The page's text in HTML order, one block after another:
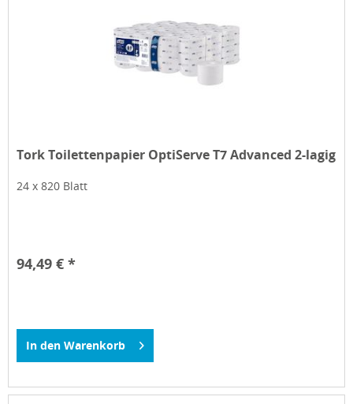
Tork Toilettenpapier OptiServe T7 Advanced 2-lagig
24 x 820 Blatt
94,49 € *
In den Warenkorb